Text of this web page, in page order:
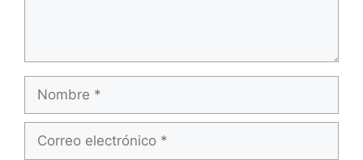
Nombre
Correo